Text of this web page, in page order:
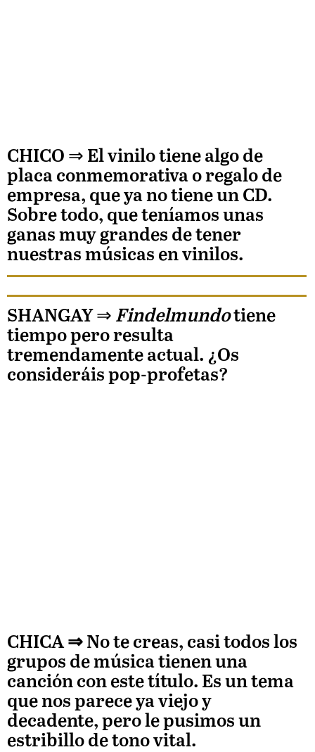
CHICO ⇒ El vinilo tiene algo de
placa conmemorativa o regalo de
empresa, que ya no tiene un CD.
Sobre todo, que teníamos unas
ganas muy grandes de tener
nuestras músicas en vinilos.
SHANGAY ⇒ Findelmundotiene
tiempo pero resulta
tremendamente actual. ¿Os
consideráis pop-profetas?
CHICA ⇒ No te creas, casi todos los
grupos de música tienen una
canción con este título. Es un tema
que nos parece ya viejo y
decadente, pero le pusimos un
estribillo de tono vital.